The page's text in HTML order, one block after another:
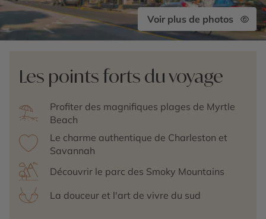
Voir plus de photos
Les points forts du voyage
Profiter des magnifiques plages de Myrtle
Beach
Le charme authentique de Charleston et
Savannah
Découvrir le parc des Smoky Mountains
La douceur et l'art de vivre du sud